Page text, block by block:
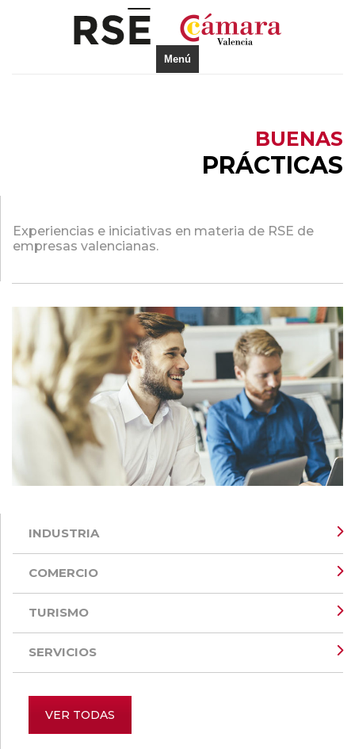
Menú
BUENAS
PRÁCTICAS
Experiencias e iniciativas en materia de RSE de
empresas valencianas.
INDUSTRIA
COMERCIO
TURISMO
SERVICIOS
VER TODAS